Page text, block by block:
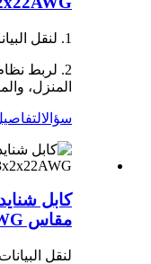
1. لنقل البيانات إلى إشارة الأجهزة والأتمتة.
2. لربط
المنزل،
سؤال
مقاس 3x2x22AWG
لنقل